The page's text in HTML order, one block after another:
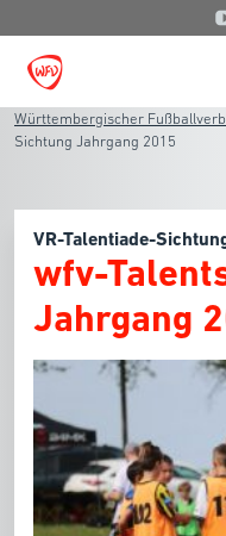
Württembergischer
Sichtung Jahrgang 2015
VR-Talentiade-
wfv-
Jahrgang